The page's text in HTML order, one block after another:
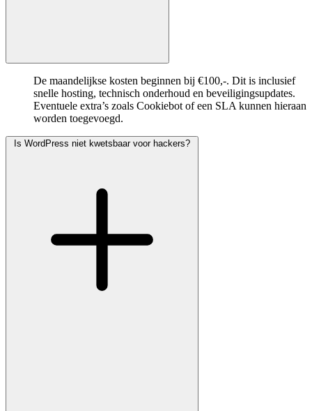
De maandelijkse kosten beginnen bij €100,-. Dit is inclusief
snelle hosting, technisch onderhoud en beveiligingsupdates.
Eventuele extra’s zoals Cookiebot of een SLA kunnen hieraan
worden toegevoegd.
Is WordPress niet kwetsbaar voor hackers?